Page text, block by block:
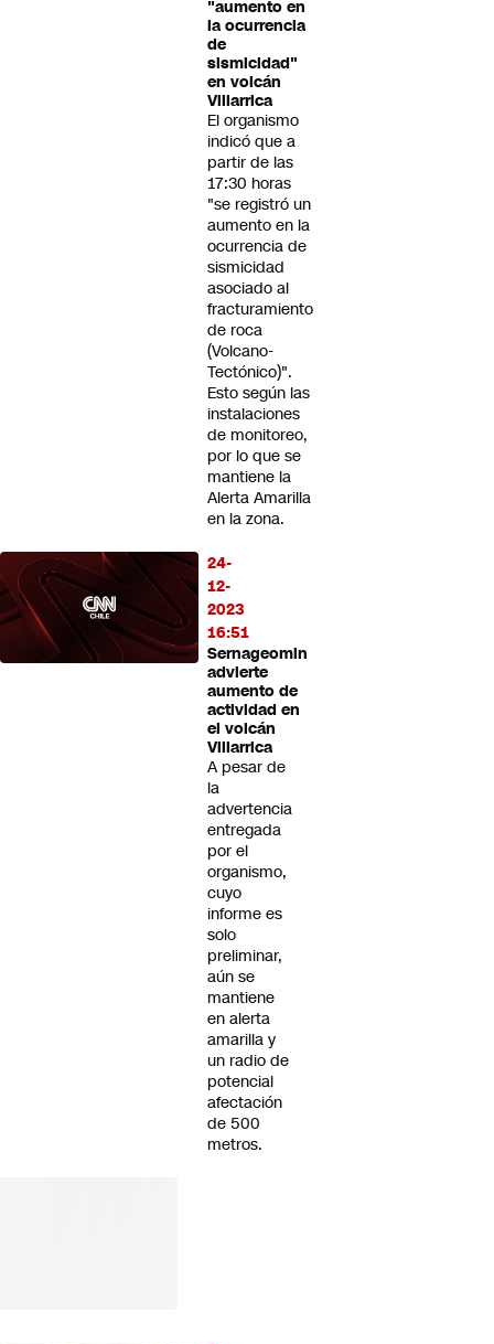
"aumento en
la ocurrencia
de
sismicidad"
en volcán
Villarrica
El organismo
indicó que a
partir de las
17:30 horas
"se registró un
aumento en la
ocurrencia de
sismicidad
asociado al
fracturamiento
de roca
(Volcano-
Tectónico)".
Esto según las
instalaciones
de monitoreo,
por lo que se
mantiene la
Alerta Amarilla
en la zona.
24-
12-
2023
16:51
Sernageomin
advierte
aumento de
actividad en
el volcán
Villarrica
A pesar de
la
advertencia
entregada
por el
organismo,
cuyo
informe es
solo
preliminar,
aún se
mantiene
en alerta
amarilla y
un radio de
potencial
afectación
de 500
metros.